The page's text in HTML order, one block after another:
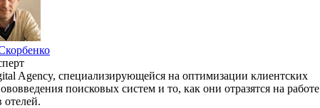
Agency, специализирующейся на оптимизации клиентских
поисковых систем и то, как они отразятся на работе
отелей.